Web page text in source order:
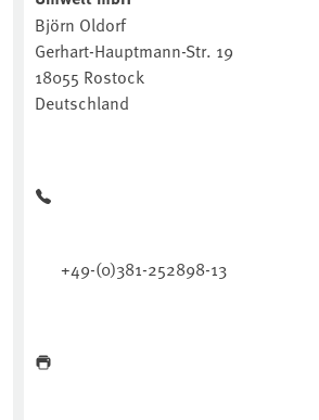
Björn Oldorf
Gerhart-Hauptmann-Str. 19
18055 Rostock
Deutschland
+49-(0)381-252898-13